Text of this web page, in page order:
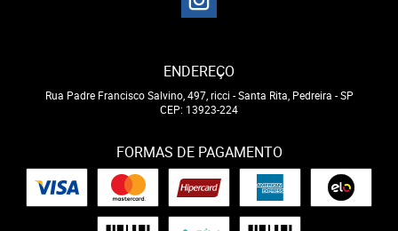
ENDEREÇO
Rua Padre Francisco Salvino, 497, ricci -Santa Rita, Pedreira -SP
CEP: 13923-224
FORMAS DE PAGAMENTO